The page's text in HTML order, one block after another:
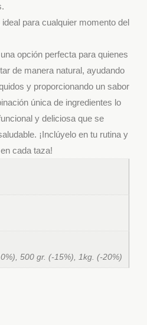
para cualquier momento del
opción perfecta para quienes
de manera natural, ayudando
y proporcionando un sabor
única de ingredientes lo
y deliciosa que se
¡Inclúyelo en tu rutina y
cada taza!
500 gr. (-15%), 1kg. (-20%)